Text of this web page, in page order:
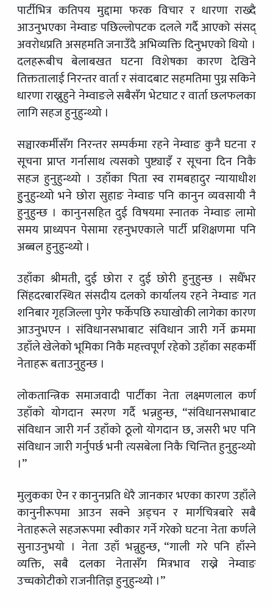
पार्टीभित्र कतिपय मुद्दामा फरक विचार र धारणा राख्दै
आउनुभएका नेम्वाङ पछिल्लोपटक दलले गर्दै आएको संसद्
अवरोधप्रति असहमति जनाउँदै अभिव्यक्ति दिनुभएको थियो ।
दलहरूबीच बेलाबखत घटना विशेषका कारण देखिने
तिक्ततालाई निरन्तर वार्ता र संवादबाट सहमतिमा पुग्न सकिने
धारणा राख्नुहुने नेम्वाङले सबैसँग भेटघाट र वार्ता छलफलका
लागि सहज हुनुहुन्थ्यो ।
सञ्चारकर्मीसँग निरन्तर सम्पर्कमा रहने नेम्वाङ कुनै घटना र
सूचना प्राप्त गर्नासाथ त्यसको पुष्ट्याइँ र सूचना दिन निकै
सहज हुनुहुन्थ्यो । उहाँका पिता स्व रामबहादुर न्यायाधीश
हुुनुहुन्थ्यो भने छोरा सुहाङ नेम्वाङ पनि कानुन व्यवसायी नै
हुनुहुन्छ । कानुनसहित दुई विषयमा स्नातक नेम्वाङ लामो
समय प्राध्यपन पेसामा रहनुभएकाले पार्टी प्रशिक्षणमा पनि
अब्बल हुनुहुन्थ्यो ।
उहाँका श्रीमती, दुई छोरा र दुई छोरी हुनुहुन्छ । सधैँभर
सिंहदरबारस्थित संसदीय दलको कार्यालय रहने नेम्वाङ गत
शनिबार गृहजिल्ला पुगेर फर्केपछि रुघाखोकी लागेका कारण
आउनुभएन । संविधानसभाबाट संविधान जारी गर्ने क्रममा
उहाँले खेलेको भूमिका निकै महत्त्वपूर्ण रहेको उहाँका सहकर्मी
नेताहरू बताउनुहुन्छ ।
लोकतान्त्रिक समाजवादी पार्टीका नेता लक्ष्मणलाल कर्ण
उहाँको योगदान स्मरण गर्दै भन्नहुन्छ, “संविधानसभाबाट
संविधान जारी गर्न उहाँको ठूलो योगदान छ, जसरी भए पनि
संविधान जारी गर्नुपर्छ भनी त्यसबेला निकै चिन्तित हुनुहुन्थ्यो
।”
मुलुकका ऐन र कानुनप्रति धेरै जानकार भएका कारण उहाँले
कानुनीरूपमा आउन सक्ने अड्चन र मार्गचित्रबारे सबै
नेताहरूले सहजरूपमा स्वीकार गर्ने गरेको घटना नेता कर्णले
सुनाउनुभयो । नेता उहाँ भन्नुहुन्छ, “गाली गरे पनि हाँस्ने
व्यक्ति, सबै दलका नेतासँग मित्रभाव राख्ने नेम्वाङ
उच्चकोटीको राजनीतिज्ञ हुनुहुन्थ्यो ।”